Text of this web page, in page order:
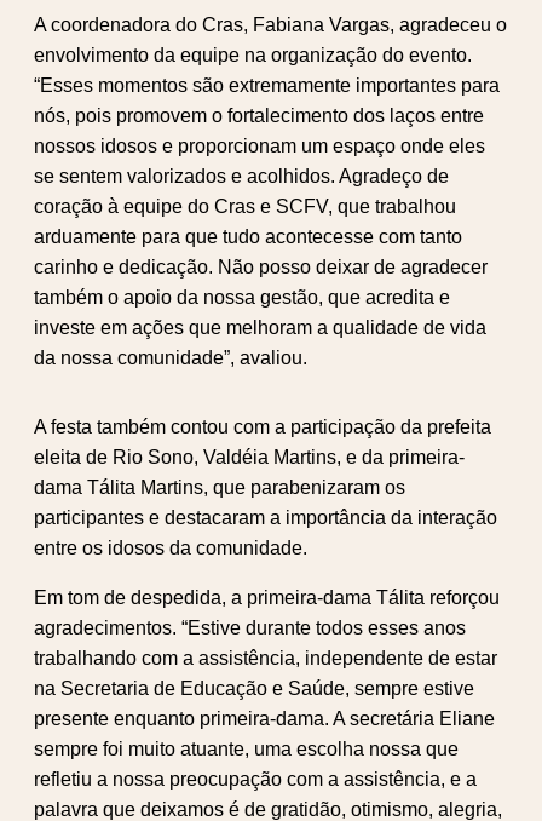
A coordenadora do Cras, Fabiana Vargas, agradeceu o
envolvimento da equipe na organização do evento.
“Esses momentos são extremamente importantes para
nós, pois promovem o fortalecimento dos laços entre
nossos idosos e proporcionam um espaço onde eles
se sentem valorizados e acolhidos. Agradeço de
coração à equipe do Cras e SCFV, que trabalhou
arduamente para que tudo acontecesse com tanto
carinho e dedicação. Não posso deixar de agradecer
também o apoio da nossa gestão, que acredita e
investe em ações que melhoram a qualidade de vida
da nossa comunidade”, avaliou.
A festa também contou com a participação da prefeita
eleita de Rio Sono, Valdéia Martins, e da primeira-
dama Tálita Martins, que parabenizaram os
participantes e destacaram a importância da interação
entre os idosos da comunidade.
Em tom de despedida, a primeira-dama Tálita reforçou
agradecimentos. “Estive durante todos esses anos
trabalhando com a assistência, independente de estar
na Secretaria de Educação e Saúde, sempre estive
presente enquanto primeira-dama. A secretária Eliane
sempre foi muito atuante, uma escolha nossa que
refletiu a nossa preocupação com a assistência, e a
palavra que deixamos é de gratidão, otimismo, alegria,